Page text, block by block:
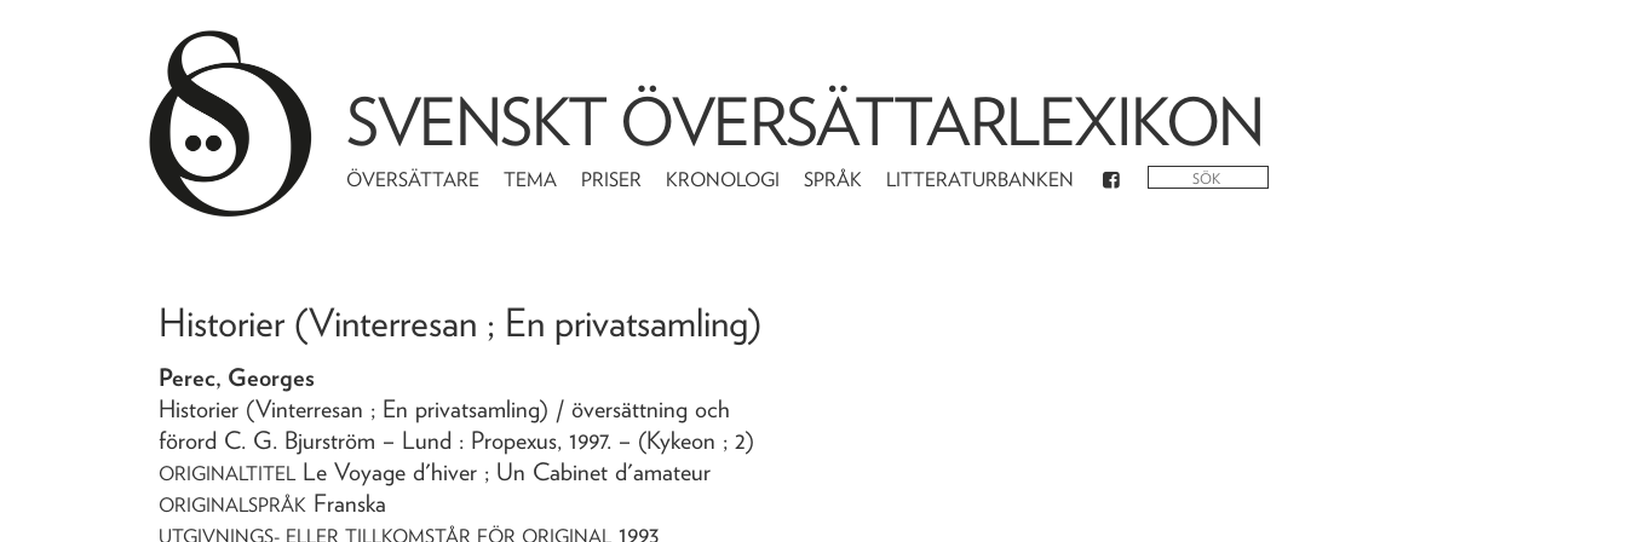
SVENSKT ÖVERSÄTTARLEXIKON
ÖVERSÄTTARE TEMA PRISER KRONOLOGI SPRÅK LITTERATURBANKEN
Historier (Vinterresan ; En privatsamling)
Perec, Georges
Historier (Vinterresan ; En privatsamling) / översättning och
förord C. G. Bjurström – Lund : Propexus,1997. – (Kykeon ; 2)
ORIGINALTITEL Le Voyage d'hiver ; Un Cabinet d'amateur
ORIGINALSPRÅK Franska
UTGIVNINGS- ELLER TILLKOMSTÅR FÖR ORIGINAL 1993